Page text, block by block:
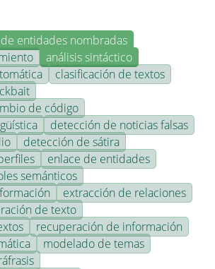
entidades nombradas
análisis sintáctico
clasificación de textos
de código
detección de noticias falsas
detección de sátira
enlace de entidades
semánticos
extracción de relaciones
de texto
recuperación de información
modelado de temas